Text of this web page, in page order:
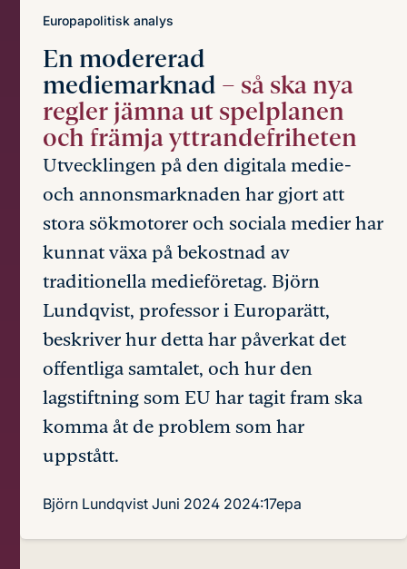
Europapolitisk analys
En modererad
mediemarknad – så ska nya
regler jämna ut spelplanen
och främja yttrandefriheten
Utvecklingen på den digitala medie-
och annonsmarknaden har gjort att
stora sökmotorer och sociala medier har
kunnat växa på bekostnad av
traditionella medieföretag. Björn
Lundqvist, professor i Europarätt,
beskriver hur detta har påverkat det
offentliga samtalet, och hur den
lagstiftning som EU har tagit fram ska
komma åt de problem som har
uppstått.
Björn Lundqvist Juni 2024 2024:17epa